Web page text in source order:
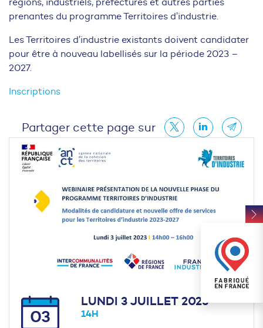
prenantes du programme Territoires d’industrie.
Les Territoires d’industrie existants doivent candidater
pour être à nouveau labellisés sur la période 2023 –
2027.
Inscriptions
Partager cette page sur
03
LUNDI 3 JUILLET 2023
14H